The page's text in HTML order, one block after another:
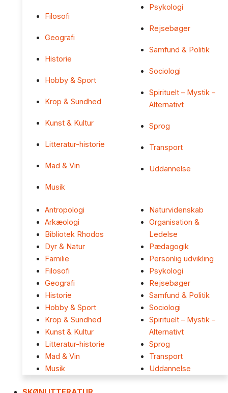
Filosofi
Geografi
Historie
Hobby & Sport
Krop & Sundhed
Kunst & Kultur
Litteratur-historie
Mad & Vin
Musik
Psykologi
Rejsebøger
Samfund & Politik
Sociologi
Spirituelt – Mystik –
Alternativt
Sprog
Transport
Uddannelse
Antropologi
Arkæologi
Bibliotek Rhodos
Dyr & Natur
Familie
Filosofi
Geografi
Historie
Hobby & Sport
Krop & Sundhed
Kunst & Kultur
Litteratur-historie
Mad & Vin
Musik
Naturvidenskab
Organisation &
Ledelse
Pædagogik
Personlig udvikling
Psykologi
Rejsebøger
Samfund & Politik
Sociologi
Spirituelt – Mystik –
Alternativt
Sprog
Transport
Uddannelse